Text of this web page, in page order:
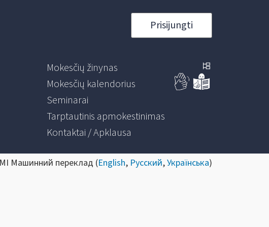
Prisijungti
Mokesčių žinynas
Mokesčių kalendorius
Seminarai
Tarptautinis apmokestinimas
Kontaktai / Apklausa
Машинний переклад (English, Русский,Українська)